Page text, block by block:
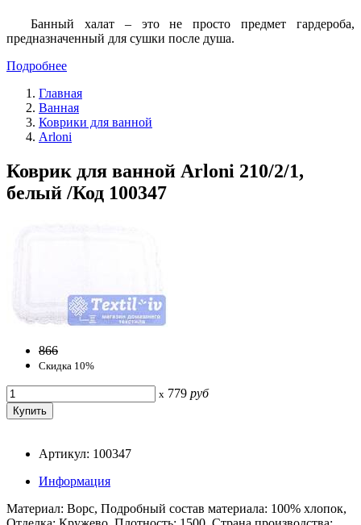
Банный халат – это не просто предмет гардероба,
предназначенный для сушки после душа.
Подробнее
Главная
Ванная
Коврики для ванной
Arloni
Коврик для ванной Arloni 210/2/1,
белый /Код 100347
866
Скидка 10%
x 779 руб
Артикул: 100347
Информация
Материал: Ворс, Подробный состав материала: 100% хлопок,